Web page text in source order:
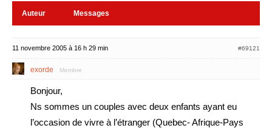
Auteur Messages
11 novembre 2005 à 16 h 29 min #69121
exorde Membre
Bonjour,
Ns sommes un couples avec deux enfants ayant eu
l’occasion de vivre à l’étranger (Quebec- Afrique-Pays